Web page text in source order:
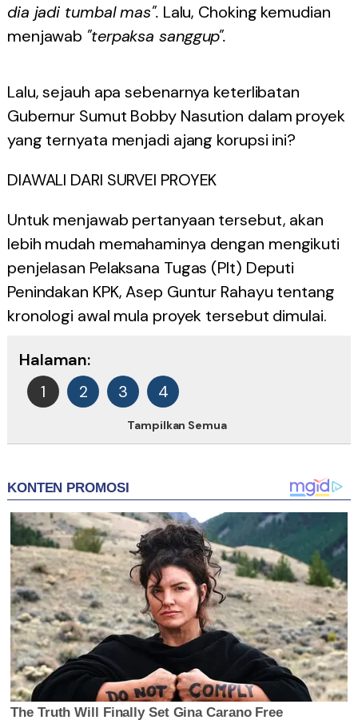
dia jadi tumbal mas". Lalu, Choking kemudian
menjawab "terpaksa sanggup".
Lalu, sejauh apa sebenarnya keterlibatan
Gubernur Sumut Bobby Nasution dalam proyek
yang ternyata menjadi ajang korupsi ini?
DIAWALI DARI SURVEI PROYEK
Untuk menjawab pertanyaan tersebut, akan
lebih mudah memahaminya dengan mengikuti
penjelasan Pelaksana Tugas (Plt) Deputi
Penindakan KPK, Asep Guntur Rahayu tentang
kronologi awal mula proyek tersebut dimulai.
Halaman:
1
2 3 4
Tampilkan Semua